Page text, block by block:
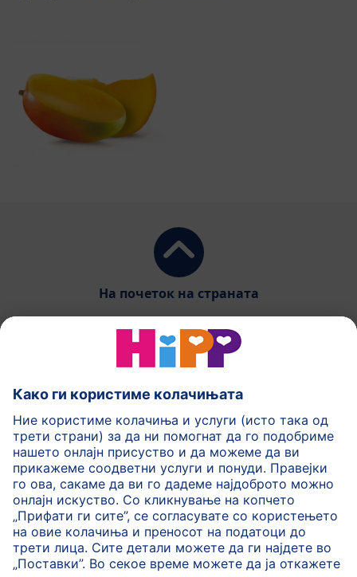
На почеток на страната
HiPP Млечни формули
HiPP Храна за бебиња
HiPP за деца
HiPP Нега за кожа
HiPP Бременост
Политика на приватност
Услови на користење
Импринт
Повеќе за HiPP Контакт